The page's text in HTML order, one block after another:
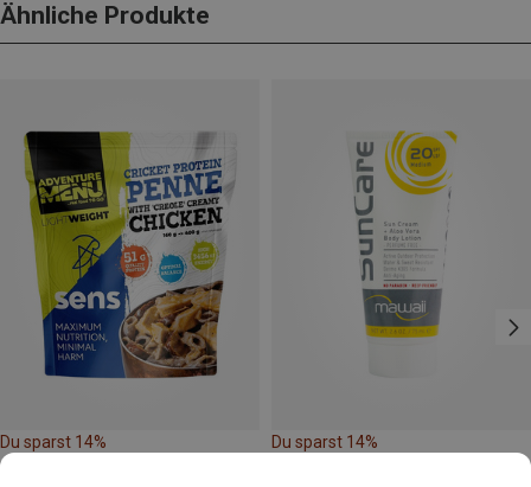
Ähnliche Produkte
Du sparst 14% Du sparst 14%